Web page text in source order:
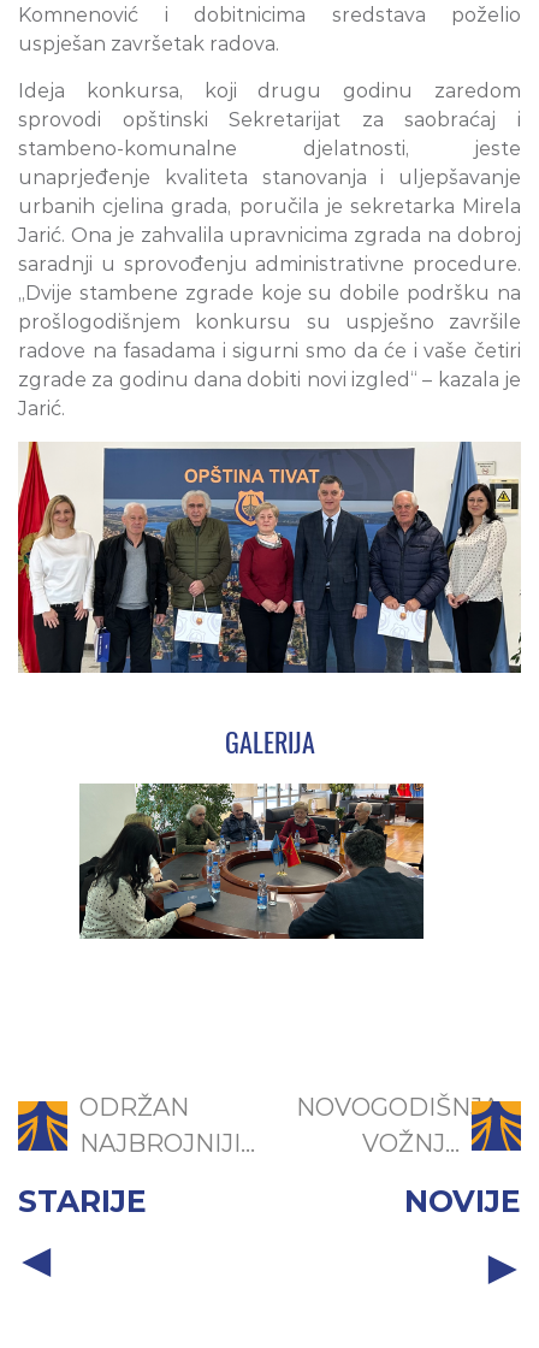
Komnenović i dobitnicima sredstava poželio
uspješan završetak radova.
Ideja konkursa, koji drugu godinu zaredom
sprovodi opštinski Sekretarijat za saobraćaj i
stambeno-komunalne djelatnosti, jeste
unaprjeđenje kvaliteta stanovanja i uljepšavanje
urbanih cjelina grada, poručila je sekretarka Mirela
Jarić. Ona je zahvalila upravnicima zgrada na dobroj
saradnji u sprovođenju administrativne procedure.
„Dvije stambene zgrade koje su dobile podršku na
prošlogodišnjem konkursu su uspješno završile
radove na fasadama i sigurni smo da će i vaše četiri
zgrade za godinu dana dobiti novi izgled“ – kazala je
Jarić.
GALERIJA
ODRŽAN
NAJBROJNIJI...
STARIJE
NOVOGODIŠNJA
VOŽNJ...
NOVIJE